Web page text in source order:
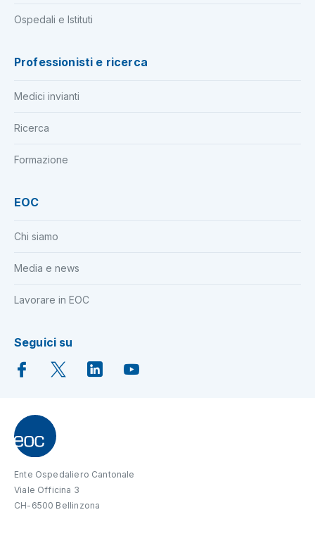
Ospedali e Istituti
Professionisti e ricerca
Medici invianti
Ricerca
Formazione
EOC
Chi siamo
Media e news
Lavorare in EOC
Seguici su
Ente Ospedaliero Cantonale
Viale Officina 3
CH-6500 Bellinzona